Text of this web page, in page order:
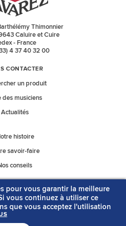
Thimonnier
Caluire et Cuire
- France
4 37 40 32 00
CONTACTER
un produit
des musiciens
Actualités
histoire
savoir-faire
conseils
catalogues
pour vous garantir la meilleure
vous continuez à utiliser ce
que vous acceptez l'utilisation